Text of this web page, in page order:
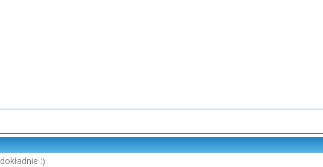
dokładnie :)